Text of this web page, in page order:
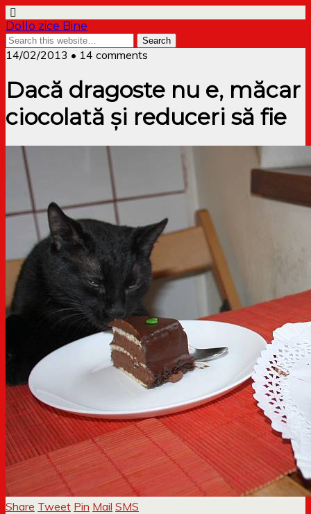
Dollo zice Bine
14/02/2013 • 14 comments
Dacă dragoste nu e, măcar
ciocolată și reduceri să fie
Share Tweet Pin Mail SMS